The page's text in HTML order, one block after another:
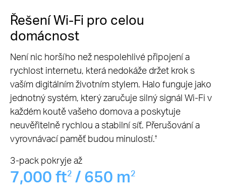
Řešení Wi-Fi pro celou
domácnost
Není nic horšího než nespolehlivé připojení a
rychlost internetu, která nedokáže držet krok s
vaším digitálním životním stylem. Halo funguje jako
jednotný systém, který zaručuje silný signál Wi-Fi v
každém koutě vašeho domova a poskytuje
neuvěřitelně rychlou a stabilní síť. Přerušování a
vyrovnávací paměť budou minulostí.†
3-pack pokryje až
7,000 ft2 / 650 m2